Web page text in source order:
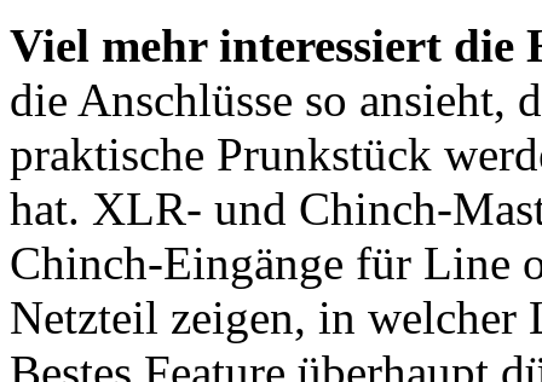
Viel mehr interessiert die
die Anschlüsse so ansieht,
praktische Prunkstück
hat. XLR- und Chinch-
Chinch-Eingänge für Line
Netzteil zeigen, in welcher